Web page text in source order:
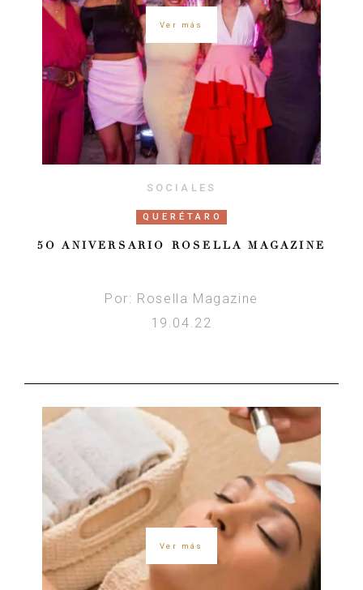
Ver más
SOCIALES
QUERÉTARO
5O ANIVERSARIO ROSELLA MAGAZINE
Por: Rosella Magazine
19.04.22
Ver más